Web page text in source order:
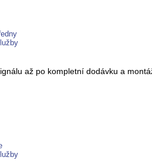
až po kompletní dodávku a